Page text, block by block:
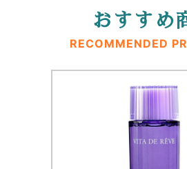
おすすめ
RECOMMENDED